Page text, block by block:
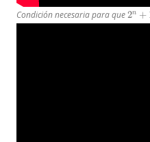
Condición necesaria para que
2n+1